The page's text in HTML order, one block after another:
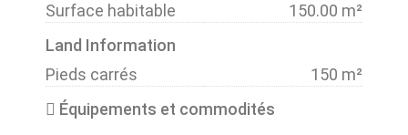
Surface habitable
150.00 m²
Land Information
Pieds carrés
150 m²
Équipements et commodités